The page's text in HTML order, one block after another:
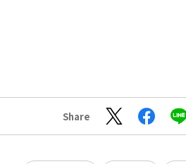
Share